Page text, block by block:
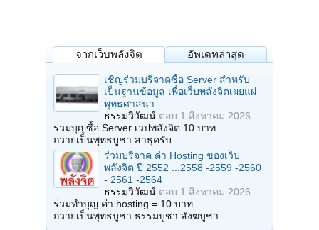
จากเว็บพลังจิต อัพเดทล่าสุด
เชิญร่วมบริจาคซื้อ Server สำหรับ
เป็นฐานข้อมูล เพื่อเว็บพลังจิตเผยแผ่
พุทธศาสนา
ธรรมวิวัฒน์ ตอบ 1 สิงหาคม 2026
ร่วมบุญซื้อ Server เวปพลังจิต 10 บาท
ถวายเป็นพุทธบูชา สาธุครับ…
ร่วมบริจาค ค่า Hosting ของเว็บ
พลังจิต ปี 2552 ...2558 -2559 -2560
- 2561 -2564
ธรรมวิวัฒน์ ตอบ 1 สิงหาคม 2026
ร่วมทำบุญ ค่า hosting = 10 บาท
ถวายเป็นพุทธบูชา ธรรมบูชา สังฆบูชา…